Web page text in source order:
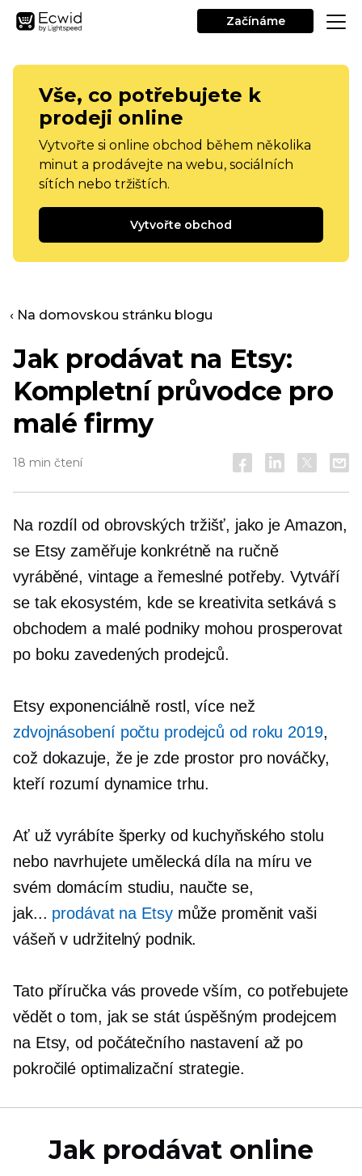
Začínáme
Vše, co potřebujete k
prodeji online
Vytvořte si online obchod během několika
minut a prodávejte na webu, sociálních
sítích nebo tržištích.
Vytvořte obchod
‹ Na domovskou stránku blogu
Jak prodávat na Etsy:
Kompletní průvodce pro
malé firmy
18 min čtení
Na rozdíl od obrovských tržišť, jako je Amazon,
se Etsy zaměřuje konkrétně na ručně
vyráběné, vintage a řemeslné potřeby. Vytváří
se tak ekosystém, kde se kreativita setkává s
obchodem a malé podniky mohou prosperovat
po boku zavedených prodejců.
Etsy exponenciálně rostl, více než
zdvojnásobení počtu prodejců od roku 2019,
což dokazuje, že je zde prostor pro nováčky,
kteří rozumí dynamice trhu.
Ať už vyrábíte šperky od kuchyňského stolu
nebo navrhujete umělecká díla na míru ve
svém domácím studiu, naučte se,
jak... prodávat na Etsymůže proměnit vaši
vášeň v udržitelný podnik.
Tato příručka vás provede vším, co potřebujete
vědět o tom, jak se stát úspěšným prodejcem
na Etsy, od počátečního nastavení až po
pokročilé optimalizační strategie.
Jak prodávat online